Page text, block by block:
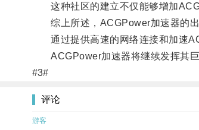
这种社区的建立不仅能够增加ACG
综上所述，ACGPower加速器的出
通过提供高速的网络连接和加速
ACGPower加速器将继续发挥其巨
#3#
评论
游客